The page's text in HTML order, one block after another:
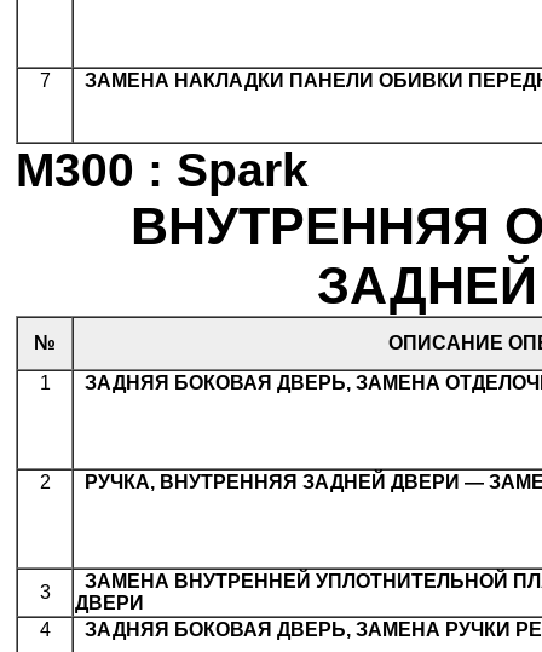
7 ЗАМЕНА НАКЛАДКИ ПАНЕЛИ ОБИВКИ
M300 : Spark
ВНУТРЕННЯЯ
ЗАДНЕЙ
№
ОПИСАНИЕ
1
ЗАДНЯЯ БОКОВАЯ ДВЕРЬ, ЗАМЕНА
2 РУЧКА, ВНУТРЕННЯЯ ЗАДНЕЙ ДВЕРИ —
3
ЗАМЕНА ВНУТРЕННЕЙ УПЛОТНИТЕЛЬНОЙ
ДВЕРИ
4
ЗАДНЯЯ БОКОВАЯ ДВЕРЬ, ЗАМЕНА РУЧКИ